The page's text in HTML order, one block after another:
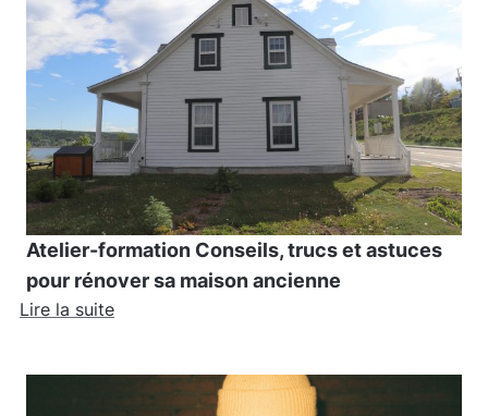
Atelier-formation Conseils, trucs et astuces
pour rénover sa maison ancienne
Lire la suite